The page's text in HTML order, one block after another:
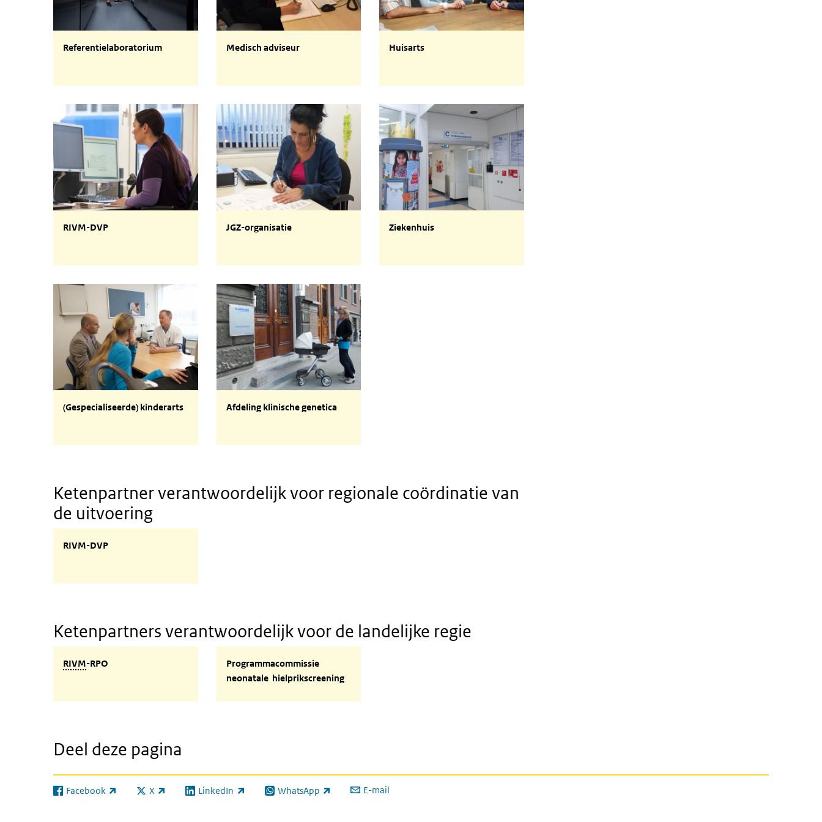
Referentielaboratorium
Referentielaboratorium Medisch adviseur
Medisch adviseur Huisarts
Huisarts
RIVM-DVP
RIVM-DVP JGZ-organisatie
JGZ-organisatie Ziekenhuis
Ziekenhuis
Kinderarts
(Gespecialiseerde) kinderarts Klinische genetica
Afdeling klinische genetica
Ketenpartner verantwoordelijk voor regionale coördinatie van
de uitvoering
RIVM-DVP
RIVM-DVP
Ketenpartners verantwoordelijk voor de landelijke regie
RIVM-RPO
RIVM-RPO Programmacommissie neonatale hielprikscreening
Programmacommissie
neonatale hielprikscreening
Deel deze pagina
Facebook
(externe link) X
(externe link) LinkedIn
(externe link) WhatsApp
(externe link) E-mail